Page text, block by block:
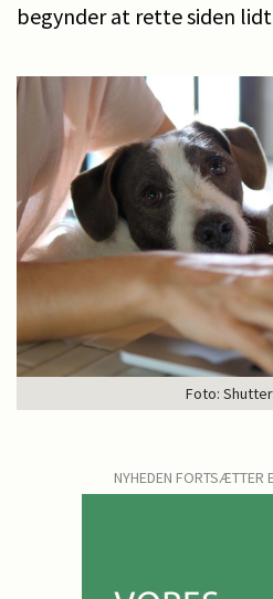
begynder at rette siden
Foto:
NYHEDEN FORTSÆTTER